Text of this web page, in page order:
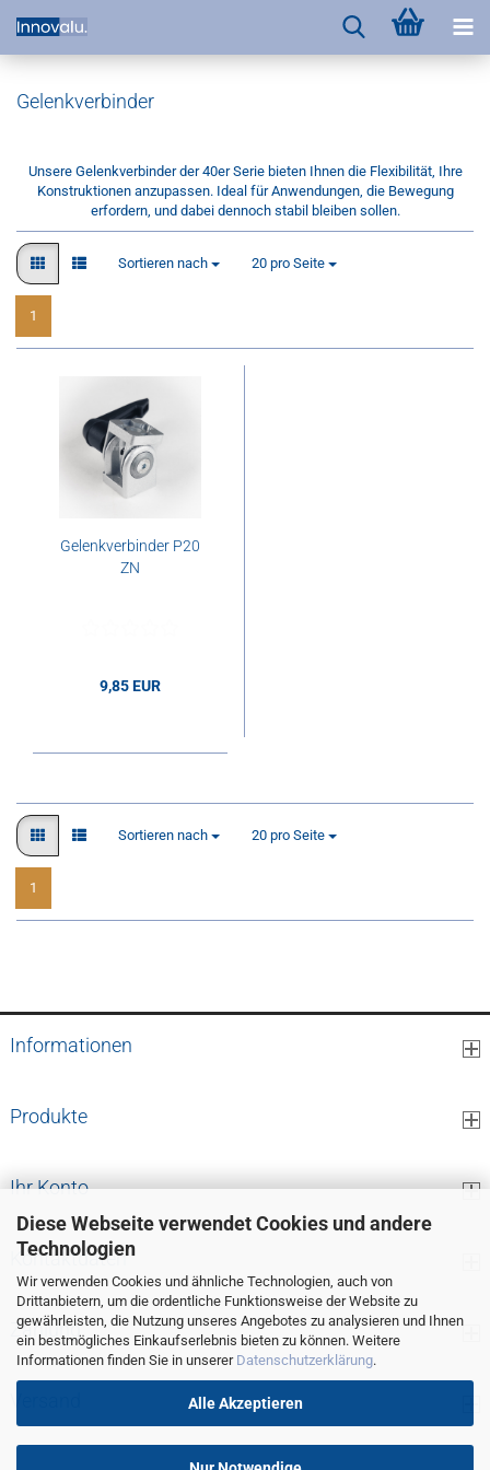
Diese Webseite verwendet Cookies und andere
Technologien
Wir verwenden Cookies und ähnliche Technologien, auch von
Drittanbietern, um die ordentliche Funktionsweise der Website zu
gewährleisten, die Nutzung unseres Angebotes zu analysieren und Ihnen
ein bestmögliches Einkaufserlebnis bieten zu können. Weitere
Informationen finden Sie in unserer Datenschutzerklärung.
Alle Akzeptieren
Gelenkverbinder
Unsere Gelenkverbinder der 40er Serie bieten Ihnen die Flexibilität, Ihre
Konstruktionen anzupassen. Ideal für Anwendungen, die Bewegung
erfordern, und dabei dennoch stabil bleiben sollen.
Sortieren nach
Sortieren nach 20 pro Seite
pro Seite
1
Gelenkverbinder P20
ZN
9,85 EUR
Sortieren nach
Sortieren nach 20 pro Seite
pro Seite
1
Informationen
Produkte
Ihr Konto
Kontaktdaten
Zahlung